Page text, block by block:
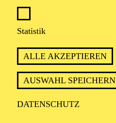
Statistik
ALLE AKZEPTIEREN
AUSWAHL SPEICHERN
DATENSCHUTZ
Donnerstag
08.10.2026
19:00 - 21:00